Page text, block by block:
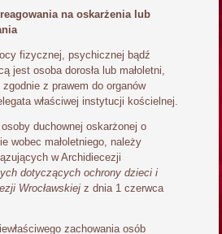
na oskarżenia lub
fizycznej, psychicznej bądź
jest osoba dorosła lub małoletni,
z prawem do organów
właściwej instytucji kościelnej.
duchownej oskarżonej o
wobec małoletniego, należy
w Archidiecezji
dotyczących ochrony dzieci i
Wrocławskiejz dnia 1 czerwca
zachowania osób